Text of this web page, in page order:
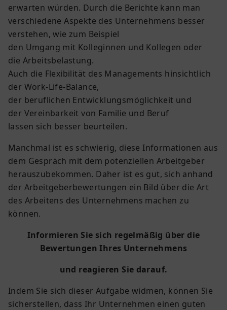
erwarten würden. Durch die Berichte kann man
verschiedene Aspekte des Unternehmens besser
verstehen, wie zum Beispiel
den Umgang mit Kolleginnen und Kollegen oder
die Arbeitsbelastung.
Auch die Flexibilität des Managements hinsichtlich
der Work-Life-Balance,
der beruflichen Entwicklungsmöglichkeit und
der Vereinbarkeit von Familie und Beruf
lassen sich besser beurteilen.
Manchmal ist es schwierig, diese Informationen aus
dem Gespräch mit dem potenziellen Arbeitgeber
herauszubekommen. Daher ist es gut, sich anhand
der Arbeitgeberbewertungen ein Bild über die Art
des Arbeitens des Unternehmens machen zu
können.
Informieren Sie sich regelmäßig über die
Bewertungen Ihres Unternehmens
und reagieren Sie darauf.
Indem Sie sich dieser Aufgabe widmen, können Sie
sicherstellen, dass Ihr Unternehmen einen guten